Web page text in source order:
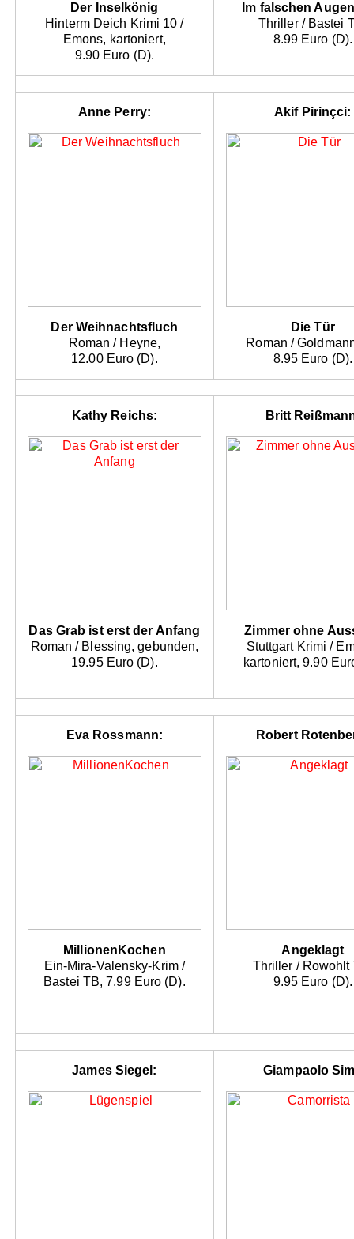
Der Inselkönig
Hinterm Deich Krimi 10 /
Emons, kartoniert,
9.90 Euro (D).
Im falschen
Thriller / Bastei
8.99 Euro (D).
Anne Perry:
Der Weihnachtsfluch
Roman / Heyne,
12.00 Euro (D).
Akif Pirinçci:
Die Tür
Roman /
8.95 Euro (D).
Kathy Reichs:
Das Grab ist erst der Anfang
Roman / Blessing, gebunden,
19.95 Euro (D).
Britt
Zimmer ohne
Stuttgart Krimi /
kartoniert, 9.90
Eva Rossmann:
MillionenKochen
Ein-Mira-Valensky-Krim /
Bastei TB, 7.99 Euro (D).
Robert
Angeklagt
Thriller / Rowohlt
9.95 Euro (D).
James Siegel: Giampaolo